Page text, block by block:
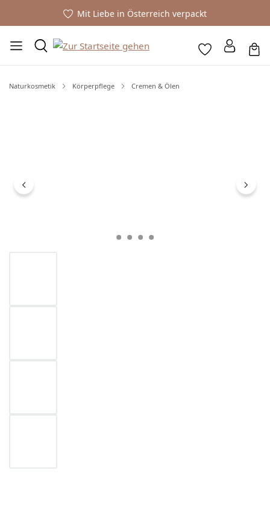
Mit Liebe in Österreich verpackt
Naturkosmetik Körperpflege Cremen & Ölen